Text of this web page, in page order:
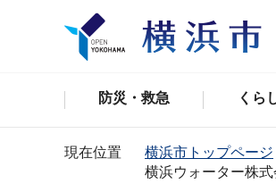
防災・救急 くら
現在位置 横浜市トップページ
横浜ウォーター株